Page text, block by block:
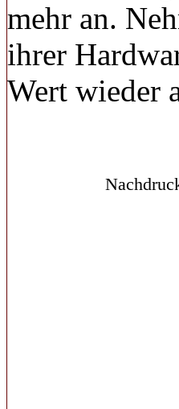
mehr an.
ihrer
Wert wieder